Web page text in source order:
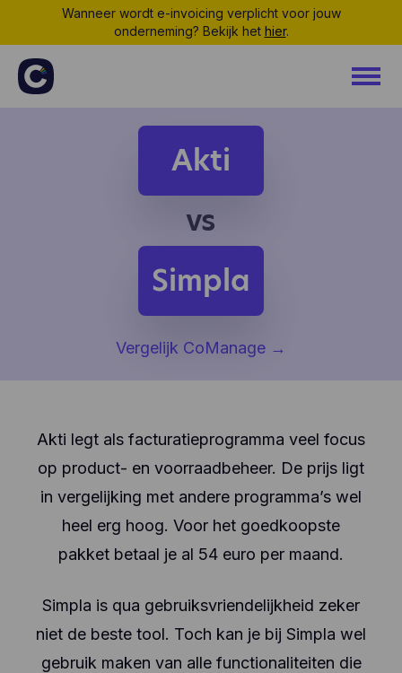
Wanneer wordt e-invoicing verplicht voor jouw
onderneming? Bekijk het hier.
Akti
vs
Simpla
Vergelijk CoManage →
Akti legt als facturatieprogramma veel focus
op product- en voorraadbeheer. De prijs ligt
in vergelijking met andere programma’s wel
heel erg hoog. Voor het goedkoopste
pakket betaal je al 54 euro per maand.
Simpla is qua gebruiksvriendelijkheid zeker
niet de beste tool. Toch kan je bij Simpla wel
gebruik maken van alle functionaliteiten die